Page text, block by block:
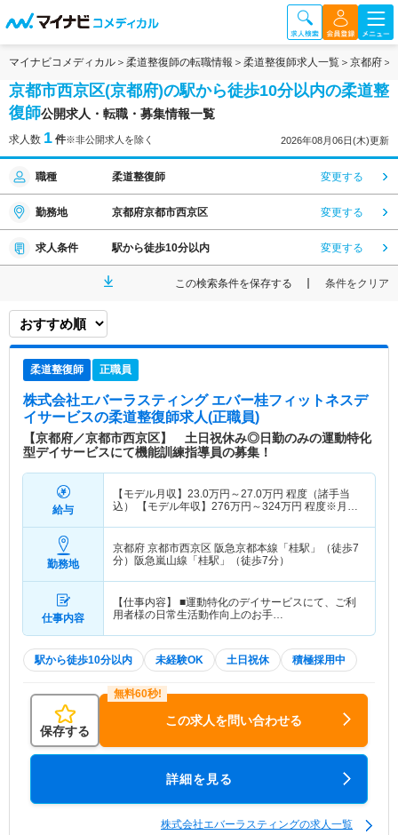
マイナビコメディカル 柔道整復師の転職情報 柔道整復師求人一覧 京都府
京都市西京区(京都府)の駅から徒歩10分以内の柔道整
復師公開求人・転職・募集情報一覧
求人数 1 件※非公開求人を除く 2026年08月06日(木)更新
職種 柔道整復師 変更する
勤務地 京都府京都市西京区 変更する
求人条件 駅から徒歩10分以内 変更する
この検索条件を保存する 条件をクリア
柔道整復師 正職員
株式会社エバーラスティング エバー桂フィットネスデ
イサービスの柔道整復師求人(正職員)
【京都府／京都市西京区】 土日祝休み◎日勤のみの運動特化
型デイサービスにて機能訓練指導員の募集！
給与
【モデル月収】 23.0万円～27.0万円 程度（諸手当
込） 【モデル年収】 276万円～324万円 程度※月収
勤務地
京都府 京都市西京区 阪急京都本線「桂駅」（徒歩7
分）阪急嵐山線「桂駅」（徒歩7分）
仕事内容
【仕事内容】 ■運動特化のデイサービスにて、ご利
用者様の日常生活動作向上のお手…
駅から徒歩10分以内 未経験OK 土日祝休 積極採用中
保存する
この求人を問い合わせる
詳細を見る
株式会社エバーラスティングの求人一覧